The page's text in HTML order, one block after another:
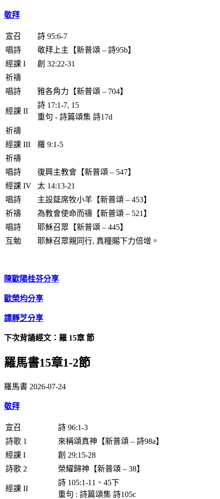
敬拜
宣召
詩 95:6-7
唱詩
敬拜上主【新普頌 – 詩95b】
經課 I
創 32:22-31
祈禱
唱詩
雅各角力【新普頌 – 704】
經課 II
詩 17:1-7, 15
重句 - 詩篇頌集 詩17d
祈禱
經課 III
羅 9:1-5
祈禱
唱詩
復興主教會【新普頌 – 547】
經課 IV
太 14:13-21
唱詩
主設筵席牧小羊【新普頌 – 453】
祈禱
為教會使命而禱【新普頌 – 521】
唱詩
耶穌召眾【新普頌 – 445】
互勉
耶穌召眾親同行, 真糧賜下力倍增。
陳歐陽桂芬分享
歐榮均分享
譚靜芝分享
下次背誦經文：羅 15章 節
羅馬書15章1-2節
羅馬書 2026-07-24
敬拜
宣召
詩 96:1-3
詩歌 1
來稱頌真神【新普頌 – 詩98a】
經課 I
創 29:15-28
詩歌 2
榮耀歸神【新普頌 – 38】
經課 II
詩 105:1-11、45下
重句 : 詩篇頌集 詩105c